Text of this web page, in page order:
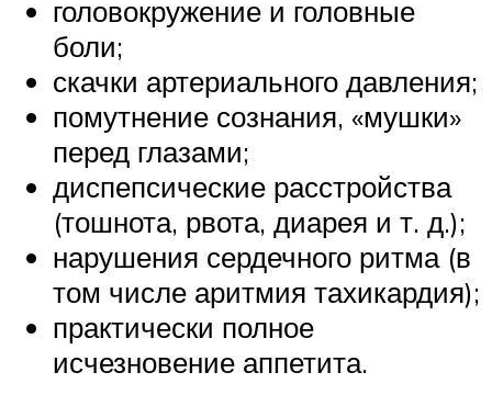
головокружение и головные
боли;
скачки артериального давления;
помутнение сознания, «мушки»
перед глазами;
диспепсические расстройства
(тошнота, рвота, диарея и т. д.);
нарушения сердечного ритма (в
том числе аритмия тахикардия);
практически полное
исчезновение аппетита.